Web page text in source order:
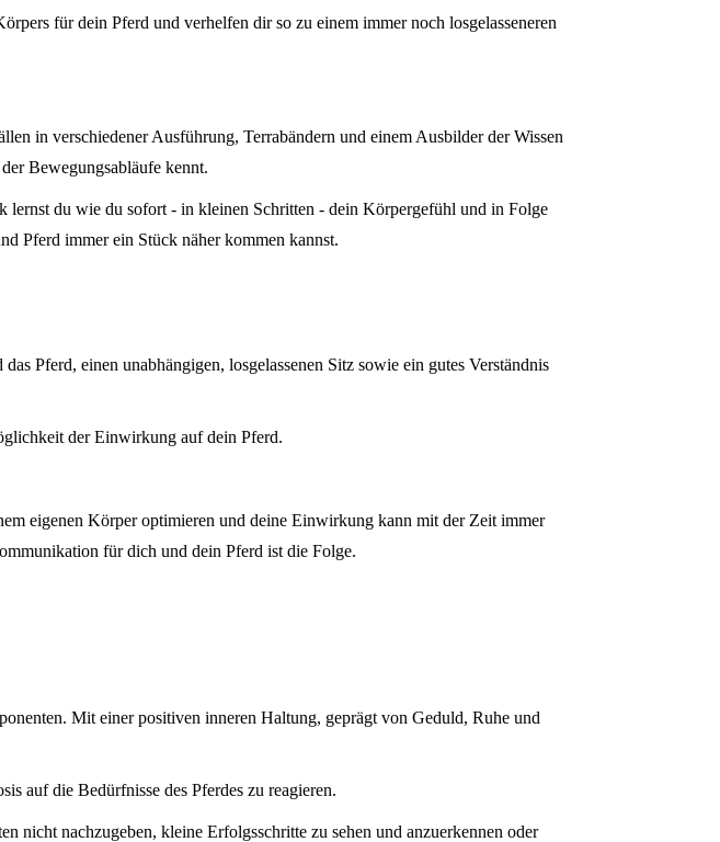
für dein Pferd und verhelfen dir so zu einem immer noch losgelasseneren
in verschiedener Ausführung, Terrabändern und einem Ausbilder der Wissen
Bewegungsabläufe kennt.
lernst du wie du sofort - in kleinen Schritten - dein Körpergefühl und in Folge
Pferd immer ein Stück näher kommen kannst.
Pferd, einen unabhängigen, losgelassenen Sitz sowie ein gutes Verständnis
der Einwirkung auf dein Pferd.
eigenen Körper optimieren und deine Einwirkung kann mit der Zeit immer
für dich und dein Pferd ist die Folge.
Mit einer positiven inneren Haltung, geprägt von Geduld, Ruhe und
auf die Bedürfnisse des Pferdes zu reagieren.
nicht nachzugeben, kleine Erfolgsschritte zu sehen und anzuerkennen oder